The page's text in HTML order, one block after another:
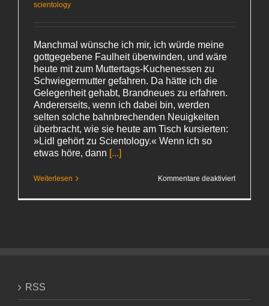
scientology
Manchmal wünsche ich mir, ich würde meine
gottgegebene Faulheit überwinden, und wäre
heute mit zum Muttertags-Kuchenessen zu
Schwiegermutter gefahren. Da hätte ich die
Gelegenheit gehabt, Brandneues zu erfahren.
Andererseits, wenn ich dabei bin, werden
selten solche bahnbrechenden Neuigkeiten
überbracht, wie sie heute am Tisch kursierten:
»Lidl gehört zu Scientology.« Wenn ich so
etwas höre, dann [...]
Weiterlesen Kommentare deaktiviertfür
RSS